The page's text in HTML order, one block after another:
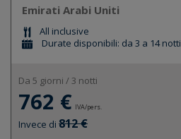
Emirati Arabi Uniti
All inclusive
Durate disponibili: da 3 a 14 notti
Da 5 giorni / 3 notti
762 € IVA/pers.
Invece di 812 €